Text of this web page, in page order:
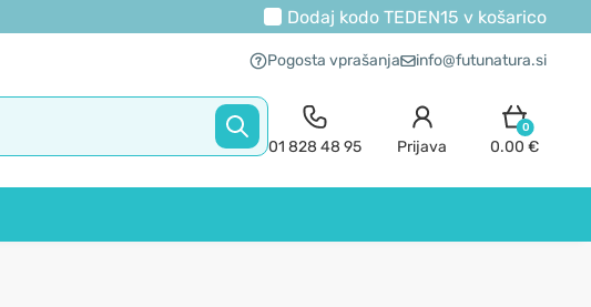
Dodaj kodo TEDEN15 v košarico
Pogosta vprašanja info@futunatura.si
01 828 48 95 Prijava
0
0.00 €